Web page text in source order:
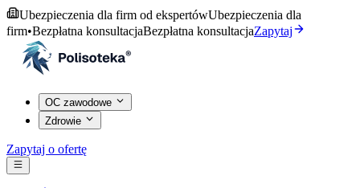
Ubezpieczenia dla firm od ekspertówUbezpieczenia dla
firm•Bezpłatna konsultacjaBezpłatna konsultacjaZapytaj
OC zawodowe
Zdrowie
Zapytaj o ofertę